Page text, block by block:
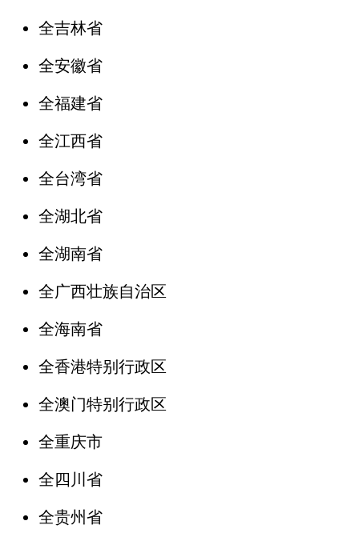
全吉林省
全安徽省
全福建省
全江西省
全台湾省
全湖北省
全湖南省
全广西壮族自治区
全海南省
全香港特别行政区
全澳门特别行政区
全重庆市
全四川省
全贵州省